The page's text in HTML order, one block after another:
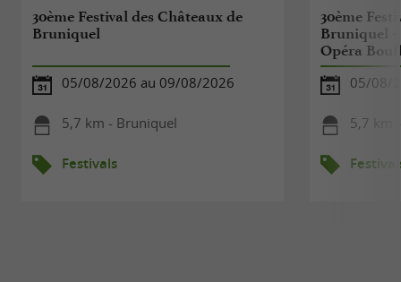
30ème Festival des Châteaux de
Bruniquel
05/08/2026 au 09/08/2026
5,7 km - Bruniquel
Festivals
30ème
Bruniquel -
Opéra
05/08/
5,7 km